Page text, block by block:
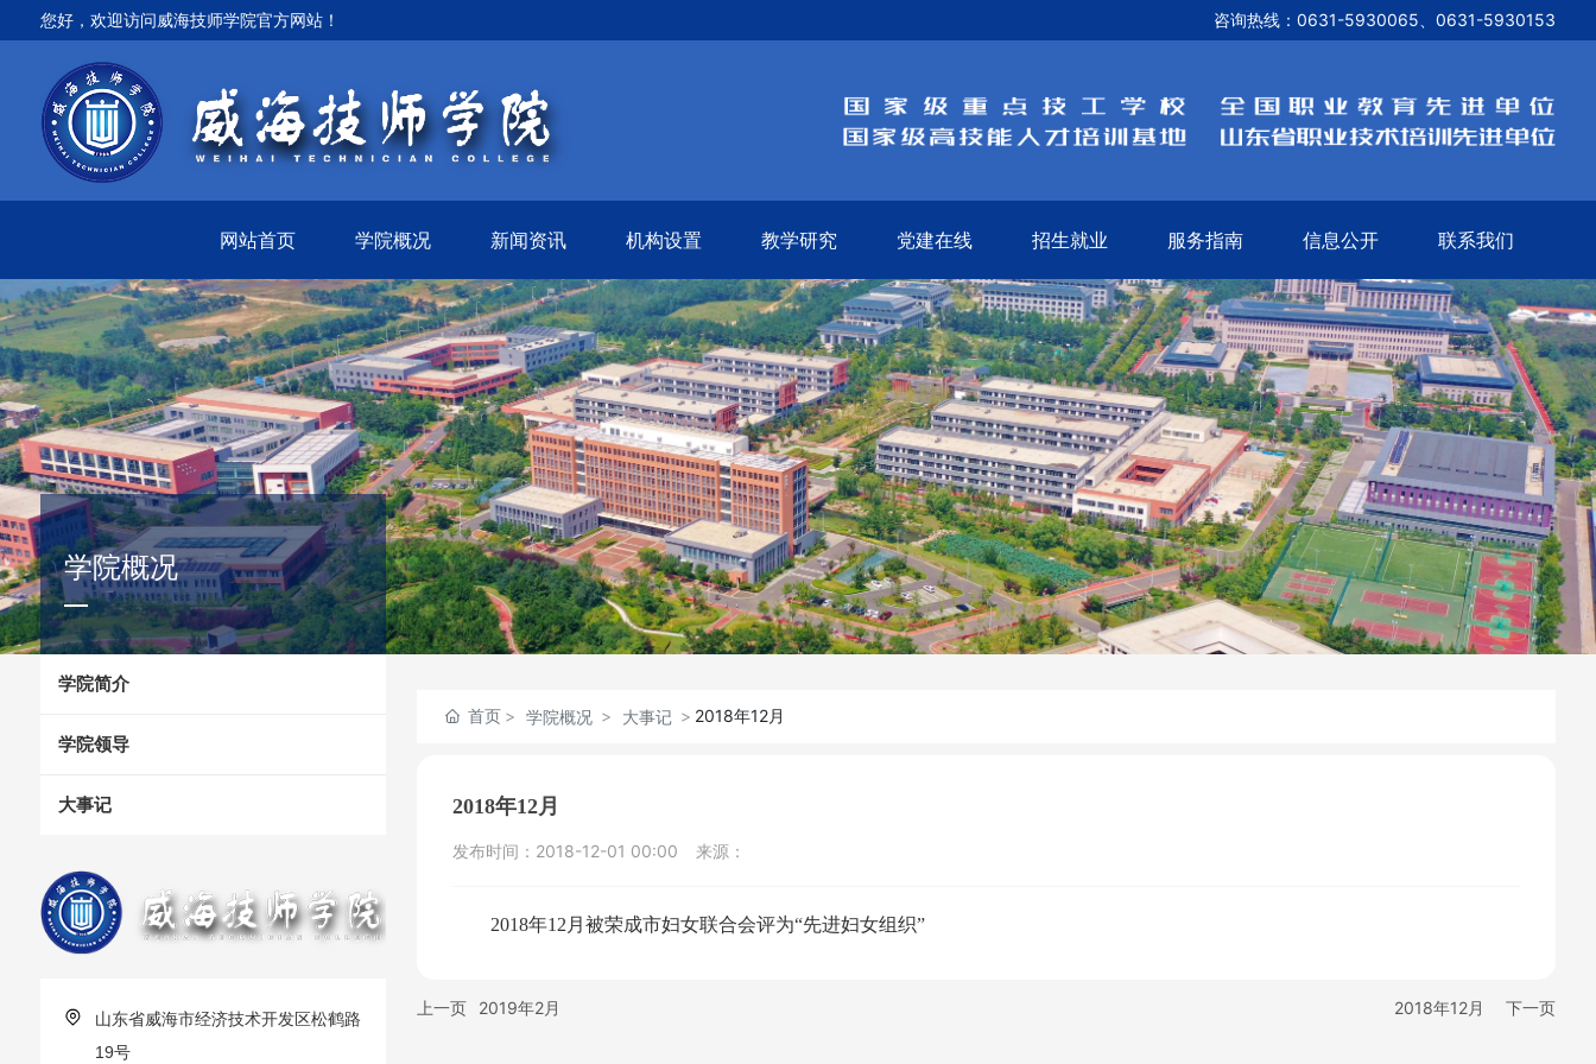
您好，欢迎访问威海技师学院官方网站！ 咨询热线：0631-5930065、0631-5930153
网站首页 学院概况 新闻资讯 机构设置 教学研究 党建在线 招生就业 服务指南 信息公开 联系我们
学院概况
学院简介
学院领导
大事记
山东省威海市经济技术开发区松鹤路
19号
首页 学院概况 大事记 2018年12月
2018年12月
发布时间： 2018-12-01 00:00 来源：
2018年12月被荣成市妇女联合会评为“先进妇女组织”
上一页 2019年2月 2018年12月 下一页